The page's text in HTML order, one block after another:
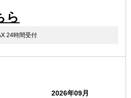
ら
24時間受付
2026年09月